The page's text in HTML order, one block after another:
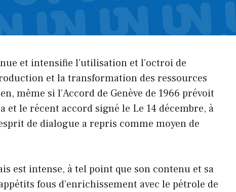
et intensifie l’utilisation et l’octroi de
et la transformation des ressources
même si l’Accord de Genève de 1966 prévoit
et le récent accord signé le Le 14 décembre, à
de dialogue a repris comme moyen de
est intense, à tel point que son contenu et sa
fous d’enrichissement avec le pétrole de